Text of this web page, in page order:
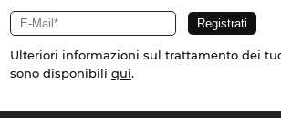
Ulteriori informazioni sul trattamento dei
sono disponibili qui.